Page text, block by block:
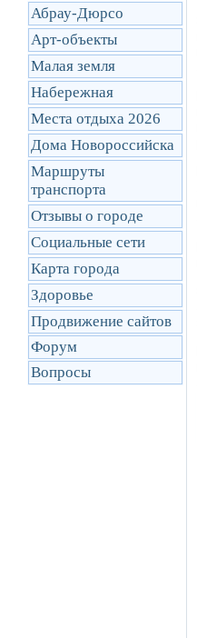
Абрау-Дюрсо
Арт-объекты
Малая земля
Набережная
Места отдыха 2026
Дома Новороссийска
Маршруты
транcпорта
Отзывы о городе
Социальные сети
Карта города
Здоровье
Продвижение сайтов
Форум
Вопросы